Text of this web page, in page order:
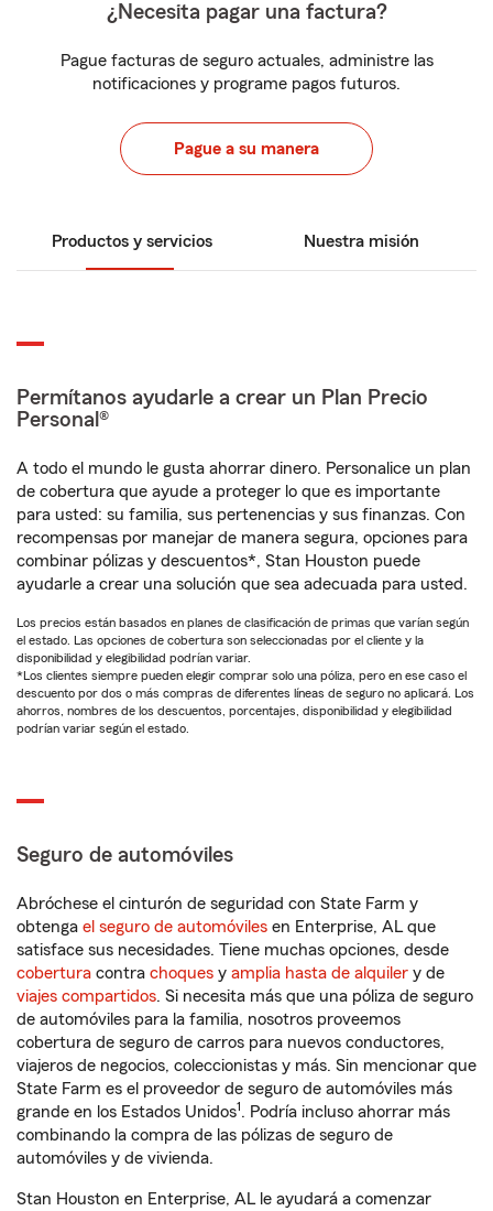
¿Necesita pagar una factura?
Pague facturas de seguro actuales, administre las
notificaciones y programe pagos futuros.
Pague a su manera
Productos y servicios Nuestra misión
Permítanos ayudarle a crear un Plan Precio
Personal®
A todo el mundo le gusta ahorrar dinero. Personalice un plan
de cobertura que ayude a proteger lo que es importante
para usted: su familia, sus pertenencias y sus finanzas. Con
recompensas por manejar de manera segura, opciones para
combinar pólizas y descuentos*, Stan Houston puede
ayudarle a crear una solución que sea adecuada para usted.
Los precios están basados en planes de clasificación de primas que varían según
el estado. Las opciones de cobertura son seleccionadas por el cliente y la
disponibilidad y elegibilidad podrían variar.
*Los clientes siempre pueden elegir comprar solo una póliza, pero en ese caso el
descuento por dos o más compras de diferentes líneas de seguro no aplicará. Los
ahorros, nombres de los descuentos, porcentajes, disponibilidad y elegibilidad
podrían variar según el estado.
Seguro de automóviles
Abróchese el cinturón de seguridad con State Farm y
obtenga el seguro de automóviles en Enterprise, AL que
satisface sus necesidades. Tiene muchas opciones, desde
cobertura contra choques y amplia hasta de alquiler y de
viajes compartidos. Si necesita más que una póliza de seguro
de automóviles para la familia, nosotros proveemos
cobertura de seguro de carros para nuevos conductores,
viajeros de negocios, coleccionistas y más. Sin mencionar que
State Farm es el proveedor de seguro de automóviles más
grande en los Estados Unidos1. Podría incluso ahorrar más
combinando la compra de las pólizas de seguro de
automóviles y de vivienda.
Stan Houston en Enterprise, AL le ayudará a comenzar